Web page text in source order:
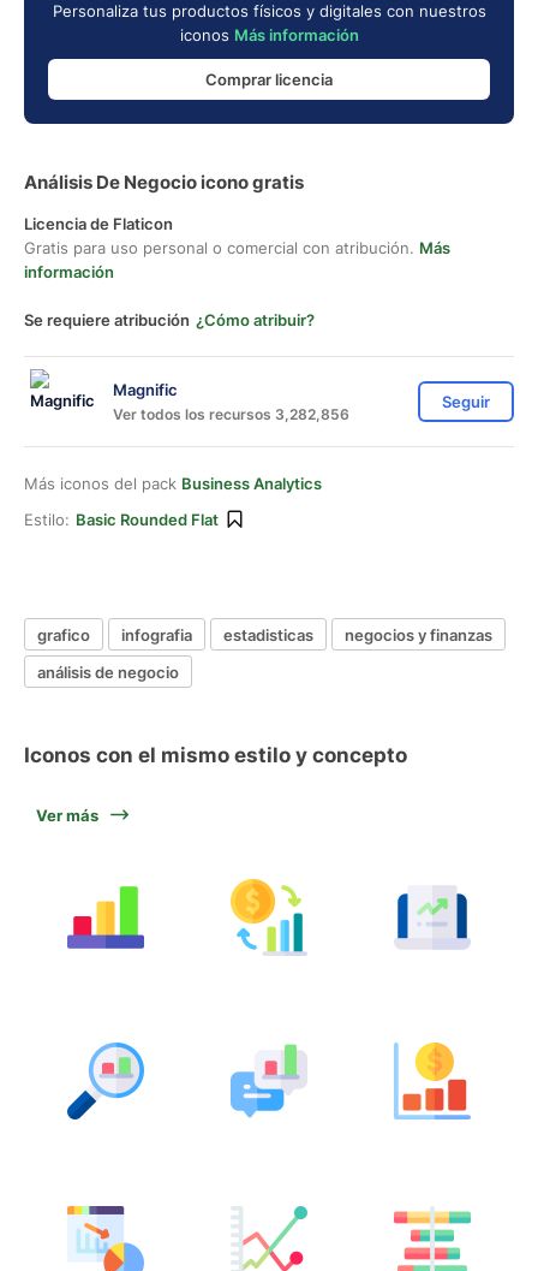
Personaliza tus productos físicos y digitales con nuestros
iconos Más información
Comprar licencia
Análisis De Negocio icono gratis
Licencia de Flaticon
Gratis para uso personal o comercial con atribución. Más
información
Se requiere atribución ¿Cómo atribuir?
Magnific
Ver todos los recursos 3,282,856
Seguir
Más iconos del pack Business Analytics
Estilo: Basic Rounded Flat
grafico infografia estadisticas
negocios y finanzas
análisis de negocio
Iconos con el mismo estilo y concepto
Ver más